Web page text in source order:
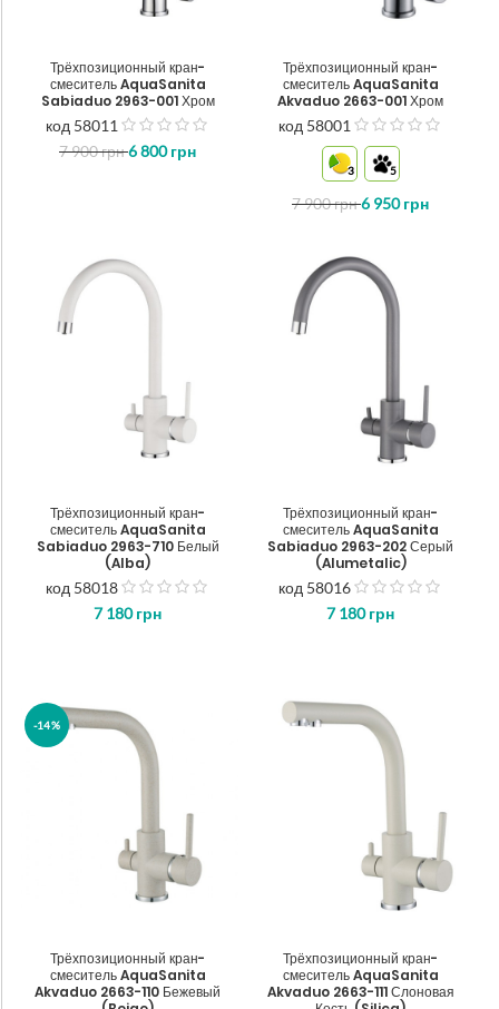
Трёхпозиционный кран-
смеситель AquaSanita
Sabiaduo 2963-001 Хром
код 58011
7 900грн6 800грн
Трёхпозиционный кран-
смеситель AquaSanita
Akvaduo 2663-001 Хром
код 58001
3 5
7 900грн6 950грн
Трёхпозиционный кран-
смеситель AquaSanita
Sabiaduo 2963-710 Белый
(Alba)
код 58018
7 180грн
Трёхпозиционный кран-
смеситель AquaSanita
Sabiaduo 2963-202 Серый
(Alumetalic)
код 58016
7 180грн
-14%
Трёхпозиционный кран-
смеситель AquaSanita
Akvaduo 2663-110 Бежевый
Трёхпозиционный кран-
смеситель AquaSanita
Akvaduo 2663-111 Слоновая